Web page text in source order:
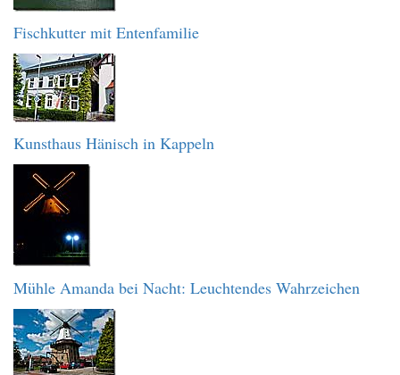
Fischkutter mit Entenfamilie
Kunsthaus Hänisch in Kappeln
Mühle Amanda bei Nacht: Leuchtendes Wahrzeichen